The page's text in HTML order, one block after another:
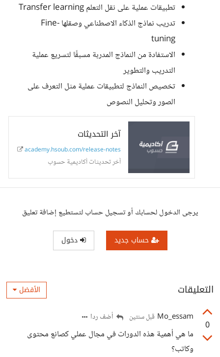
تطبيقات عملية على نقل التعلم Transfer learning
تدريب نماذج الذكاء الاصطناعي وصقلها Fine-
tuning
الاستفادة من النماذج المدربة مسبقًا لتسريع عملية
التدريب والتطوير
تخصيص النماذج لتطبيقات عملية مثل التعرف على
الصور وتحليل النصوص
آخر التحديثات
academy.hsoub.com/release-notes
آخر تحديثات أكاديمية حسوب
يرجى الدخول لحسابك أو تسجيل حساب لتستطيع إضافة تعليق
حساب جديد دخول
التعليقات الأفضل
0
Mo_essam قبل سنتين أضف ردا
ما هي أهمية هذه الدورات في مجال عملي كصانع محتوى
وكاتب؟